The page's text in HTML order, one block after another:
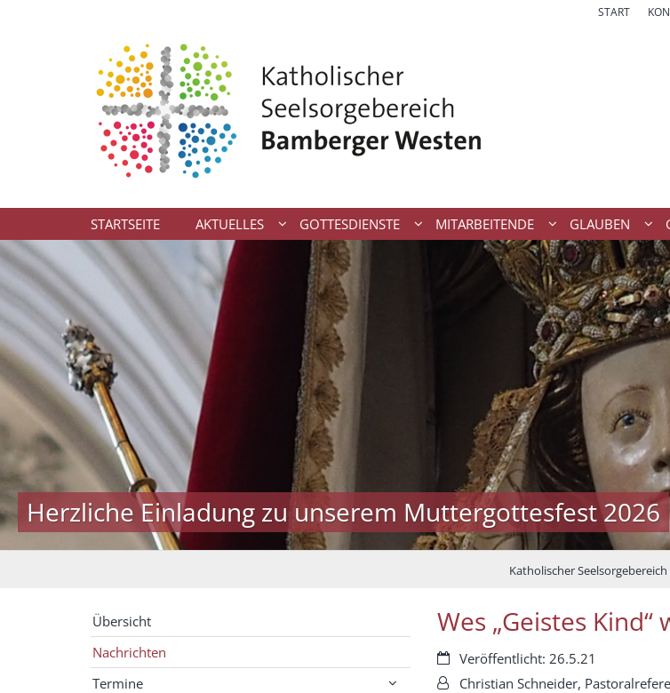
START
STARTSEITE AKTUELLES GOTTESDIENSTE MITARBEITENDE GLAUBEN
Herzliche Einladung zu unserem Muttergottesfest 2026
Katholischer
Wes „Geistes Kind“
Datum:Veröffentlicht: 26.5.21
Von:Christian Schneider,
Übersicht
Nachrichten
Termine